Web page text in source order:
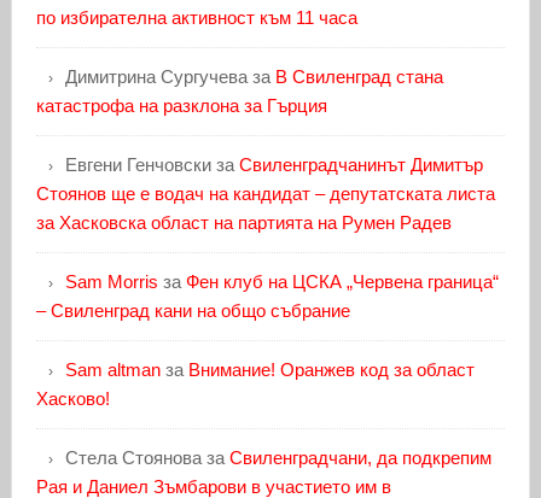
по избирателна активност към 11 часа
Димитрина Сургучеваза В Свиленград стана
катастрофа на разклона за Гърция
Евгени Генчовскиза Свиленградчанинът Димитър
Стоянов ще е водач на кандидат – депутатската листа
за Хасковска област на партията на Румен Радев
Sam Morris за Фен клуб на ЦСКА „Червена граница“
– Свиленград кани на общо събрание
Sam altmanза Внимание! Оранжев код за област
Хасково!
Стела Стояноваза Свиленградчани, да подкрепим
Рая и Даниел Зъмбарови в участието им в